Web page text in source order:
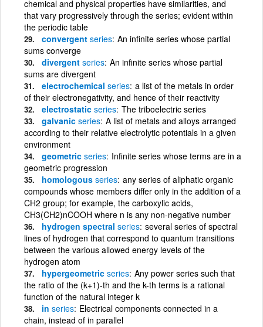
chemical and physical properties have similarities, and
that vary progressively through the series; evident within
the periodic table
convergent series An infinite series whose partial
sums converge
divergent series An infinite series whose partial
sums are divergent
electrochemical series a list of the metals in order
of their electronegativity, and hence of their reactivity
electrostatic series The triboelectric series
galvanic series A list of metals and alloys arranged
according to their relative electrolytic potentials in a given
environment
geometric series Infinite series whose terms are in a
geometric progression
homologous series any series of aliphatic organic
compounds whose members differ only in the addition of a
CH2 group; for example, the carboxylic acids,
CH3(CH2)nCOOH where n is any non-negative number
hydrogen spectral series several series of spectral
lines of hydrogen that correspond to quantum transitions
between the various allowed energy levels of the
hydrogen atom
hypergeometric series Any power series such that
the ratio of the (k+1)-th and the k-th terms is a rational
function of the natural integer k
in series Electrical components connected in a
chain, instead of in parallel